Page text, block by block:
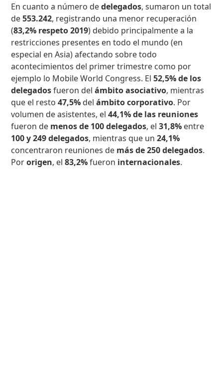
En cuanto a número dedelegados, sumaron un total
de553.242, registrando una menor recuperación
(83,2% respeto 2019) debido principalmente a la
restricciones presentes en todo el mundo (en
especial en Asia) afectando sobre todo
acontecimientos del primer trimestre como por
ejemplo lo Mobile World Congress. El52,5% de los
delegadosfueron delámbito asociativo, mientras
que el resto47,5% delámbito corporativo. Por
volumen de asistentes, el44,1% de las reuniones
fueron de menos de 100 delegados, el31,8% entre
100 y 249 delegados, mientras que un24,1%
concentraron reuniones de más de 250 delegados.
Pororigen, el83,2%fueron internacionales.